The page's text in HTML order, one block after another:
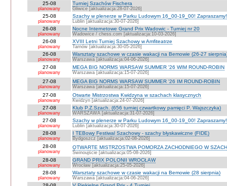
25-08
planowany
Turniej Szachów Fischera
Gliwice [aktualizacja:28-07-2026]
25-08
planowany
Szachy w plenerze w Parku Ludowym 16_00-19_00! Zapraszamy!
Lublin [aktualizacja:30-07-2026]
26-08
planowany
Nocne Internetowe Grand Prix Wadowic - Turniej nr 20
Wadowice / chess.com [aktualizacja:10-03-2026]
26-08
planowany
XVIII Letni Turniej Szachowy w Amfiteatrze
Tarnów [aktualizacja:30-05-2026]
26-08
planowany
Warsztaty szachowe w czasie wakacji na Bemowie (26-27
Warszawa [aktualizacja:04-06-2026]
27-08
planowany
MEGA BIG NORMS WARSAW SUMMER '26 WIM ROUND-ROBIN
Warszawa [aktualizacja:15-07-2026]
27-08
planowany
MEGA BIG NORMS WARSAW SUMMER '26 IM ROUND-ROBIN
Warszawa [aktualizacja:15-07-2026]
27-08
planowany
Otwarte Mistrzostwa Kwidzyna w szachach klasycznych
Kwidzyn [aktualizacja:24-07-2026]
27-08
planowany
Klub P.Z.Szach. (656 turniej czwartkowy pamięci P. Wajszczyka)
WARSZAWA [aktualizacja:31-07-2026]
27-08
planowany
Szachy w plenerze w Parku Ludowym 16_00-19_00! Zapraszamy!
Lublin [aktualizacja:30-07-2026]
28-08
planowany
I TEBowy Festiwal Szachowy - szachy błyskawiczne (FIDE)
Bydgoszcz [aktualizacja:02-08-2026]
28-08
planowany
OTWARTE MISTRZOSTWA POMORZA ZACHODNIEGO W
Świnoujście [aktualizacja:05-08-2026]
28-08
planowany
GRAND PRIX POLONII WROCŁAW
Wrocław [aktualizacja:25-05-2026]
28-08
planowany
Warsztaty szachowe w czasie wakacji na Bemowie (28 sierpnia)
Warszawa [aktualizacja:04-06-2026]